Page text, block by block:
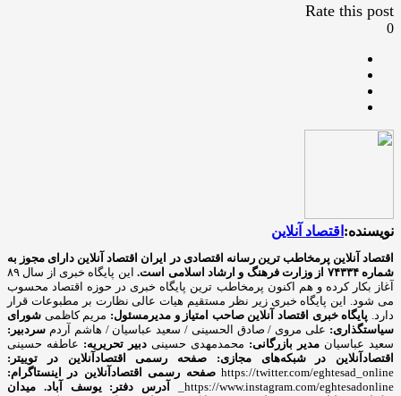
Rate this post
0
نویسنده: اقتصاد آنلاین
اقتصاد آنلاین پرمخاطب ترین رسانه اقتصادی در ایران اقتصاد آنلاین دارای مجوز به
شماره ۷۴۳۳۴ از وزارت فرهنگ و ارشاد اسلامی است.
این پایگاه خبری از سال ۸۹
آغاز بکار کرده و هم اکنون پرمخاطب ترین پایگاه خبری در حوزه اقتصاد محسوب
می شود. این پایگاه خبری زیر نظر مستقیم هیات عالی نظارت بر مطبوعات قرار
دارد. پایگاه خبری اقتصاد آنلاین صاحب امتیاز و مدیرمسئول: مریم کاظمی شورای
سیاستگذاری: علی مروی / صادق الحسینی / سعید عباسیان / هاشم آردم سردبیر:
سعید عباسیان مدیر بازرگانی: محمدمهدی حسینی دبیر تحریریه: عاطفه حسینی
اقتصادآنلاین در شبکه‌های مجازی:
صفحه رسمی اقتصادآنلاین در توییتر:
https://twitter.com/eghtesad_online صفحه رسمی اقتصادآنلاین در اینستاگرام:
https://www.instagram.com/eghtesadonline_
آدرس دفتر: یوسف آباد. میدان